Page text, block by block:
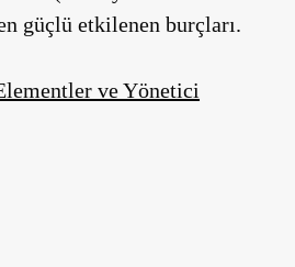
güçlü etkilenen burçları.
ve Yönetici